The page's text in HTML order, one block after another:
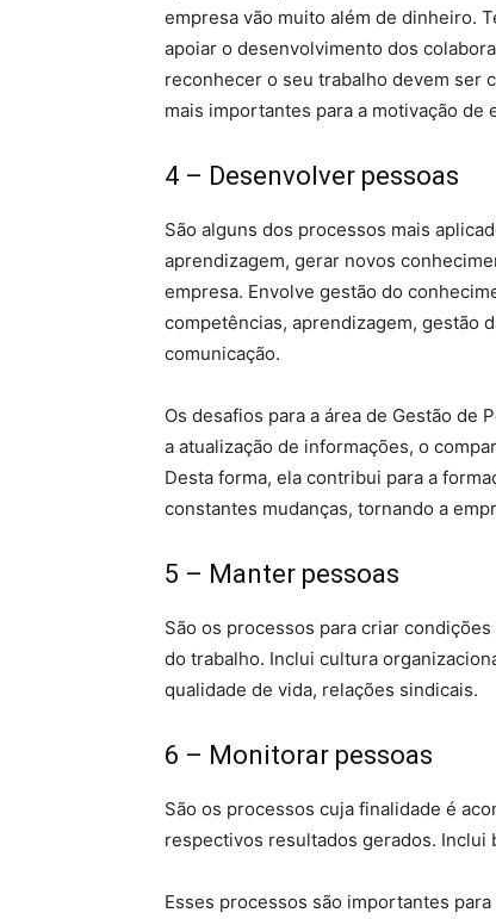
empresa vão muito além de dinheiro.
apoiar o desenvolvimento dos
reconhecer o seu trabalho devem ser
mais importantes para a motivação de
4 – Desenvolver pessoas
São alguns dos processos mais
aprendizagem, gerar novos
empresa. Envolve gestão do
competências, aprendizagem, gestão
comunicação.
Os desafios para a área de Gestão de
a atualização de informações, o
Desta forma, ela contribui para a
constantes mudanças, tornando a
5 – Manter pessoas
São os processos para criar
do trabalho. Inclui cultura
qualidade de vida, relações sindicais.
6 – Monitorar pessoas
São os processos cuja finalidade é
respectivos resultados gerados. Inclui
Esses processos são importantes